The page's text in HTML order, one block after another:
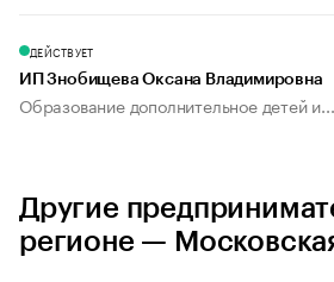
ДЕЙСТВУЕТ
ИП Знобищева Оксана Владимировна
Образование дополнительное детей и...
Другие
регионе —